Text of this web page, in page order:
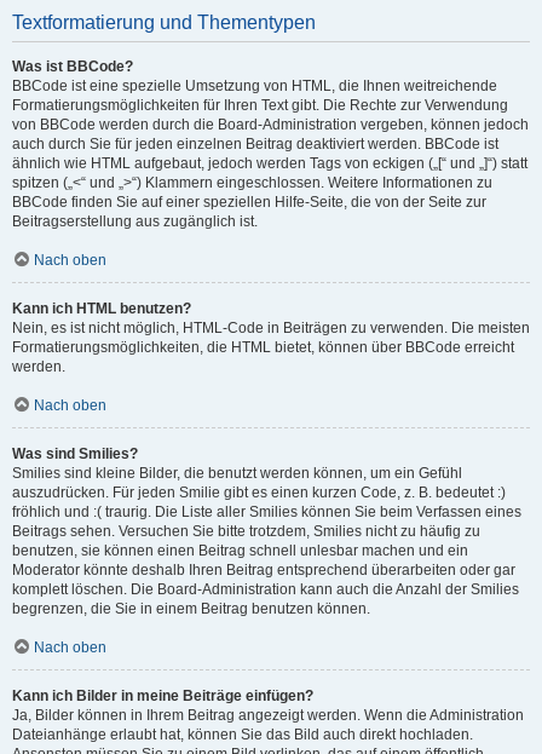
Textformatierung und Thementypen
Was ist BBCode?
BBCode ist eine spezielle Umsetzung von HTML, die Ihnen weitreichende
Formatierungsmöglichkeiten für Ihren Text gibt. Die Rechte zur Verwendung
von BBCode werden durch die Board-Administration vergeben, können jedoch
auch durch Sie für jeden einzelnen Beitrag deaktiviert werden. BBCode ist
ähnlich wie HTML aufgebaut, jedoch werden Tags von eckigen („[“ und „]“) statt
spitzen („<“ und „>“) Klammern eingeschlossen. Weitere Informationen zu
BBCode finden Sie auf einer speziellen Hilfe-Seite, die von der Seite zur
Beitragserstellung aus zugänglich ist.
Nach oben
Kann ich HTML benutzen?
Nein, es ist nicht möglich, HTML-Code in Beiträgen zu verwenden. Die meisten
Formatierungsmöglichkeiten, die HTML bietet, können über BBCode erreicht
werden.
Nach oben
Was sind Smilies?
Smilies sind kleine Bilder, die benutzt werden können, um ein Gefühl
auszudrücken. Für jeden Smilie gibt es einen kurzen Code, z. B. bedeutet :)
fröhlich und :( traurig. Die Liste aller Smilies können Sie beim Verfassen eines
Beitrags sehen. Versuchen Sie bitte trotzdem, Smilies nicht zu häufig zu
benutzen, sie können einen Beitrag schnell unlesbar machen und ein
Moderator könnte deshalb Ihren Beitrag entsprechend überarbeiten oder gar
komplett löschen. Die Board-Administration kann auch die Anzahl der Smilies
begrenzen, die Sie in einem Beitrag benutzen können.
Nach oben
Kann ich Bilder in meine Beiträge einfügen?
Ja, Bilder können in Ihrem Beitrag angezeigt werden. Wenn die Administration
Dateianhänge erlaubt hat, können Sie das Bild auch direkt hochladen.